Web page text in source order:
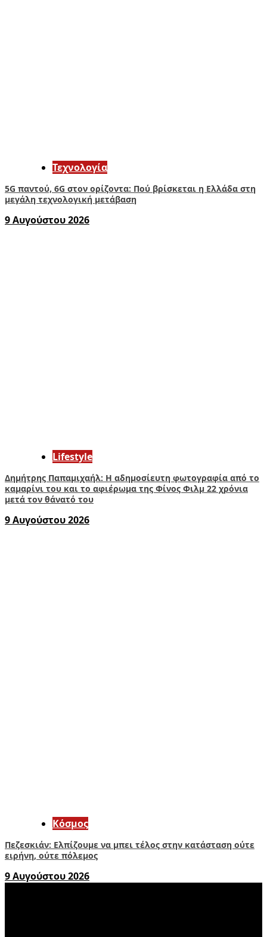
Τεχνολογία
5G παντού, 6G στον ορίζοντα: Πού βρίσκεται η Ελλάδα στη
μεγάλη τεχνολογική μετάβαση
9 Αυγούστου 2026
Lifestyle
Δημήτρης Παπαμιχαήλ: Η αδημοσίευτη φωτογραφία από το
καμαρίνι του και το αφιέρωμα της Φίνος Φιλμ 22 χρόνια
μετά τον θάνατό του
9 Αυγούστου 2026
Κόσμος
Πεζεσκιάν: Ελπίζουμε να μπει τέλος στην κατάσταση ούτε
ειρήνη, ούτε πόλεμος
9 Αυγούστου 2026